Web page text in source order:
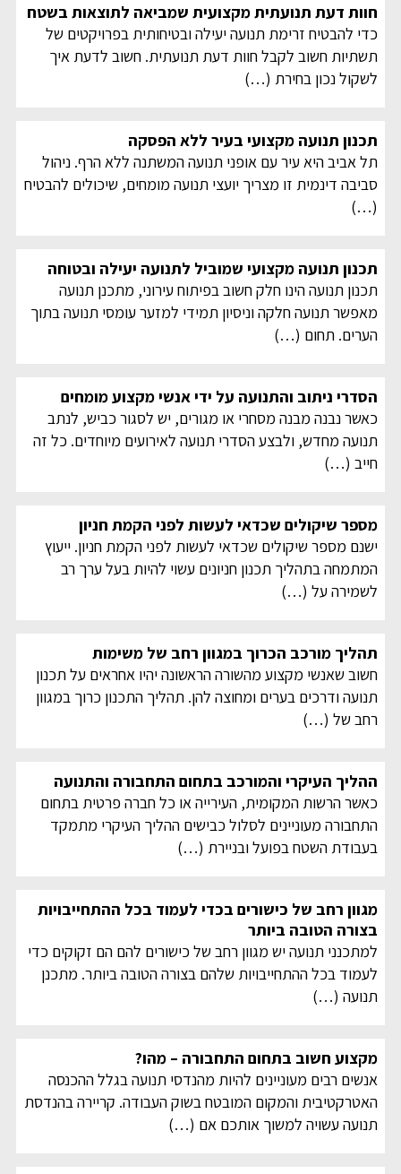
חוות דעת תנועתית מקצועית שמביאה לתוצאות בשטח
כדי להבטיח זרימת תנועה יעילה ובטיחותית בפרויקטים של
תשתיות חשוב לקבל חוות דעת תנועתית. חשוב לדעת איך
לשקול נכון בחירת (…)
תכנון תנועה מקצועי בעיר ללא הפסקה
תל אביב היא עיר עם אופני תנועה המשתנה ללא הרף. ניהול
סביבה דינמית זו מצריך יועצי תנועה מומחים, שיכולים להבטיח
(…)
תכנון תנועה מקצועי שמוביל לתנועה יעילה ובטוחה
תכנון תנועה הינו חלק חשוב בפיתוח עירוני, מתכנן תנועה
מאפשר תנועה חלקה וניסיון תמידי למזער עומסי תנועה בתוך
הערים. תחום (…)
הסדרי ניתוב והתנועה על ידי אנשי מקצוע מומחים
כאשר נבנה מבנה מסחרי או מגורים, יש לסגור כביש, לנתב
תנועה מחדש, ולבצע הסדרי תנועה לאירועים מיוחדים. כל זה
חייב (…)
מספר שיקולים שכדאי לעשות לפני הקמת חניון
ישנם מספר שיקולים שכדאי לעשות לפני הקמת חניון. ייעוץ
המתמחה בתהליך תכנון חניונים עשוי להיות בעל ערך רב
לשמירה על (…)
תהליך מורכב הכרוך במגוון רחב של משימות
חשוב שאנשי מקצוע מהשורה הראשונה יהיו אחראים על תכנון
תנועה ודרכים בערים ומחוצה להן. תהליך התכנון כרוך במגוון
רחב של (…)
ההליך העיקרי והמורכב בתחום התחבורה והתנועה
כאשר הרשות המקומית, העירייה או כל חברה פרטית בתחום
התחבורה מעוניינים לסלול כבישים ההליך העיקרי מתמקד
בעבודת השטח בפועל ובניירת (…)
מגוון רחב של כישורים בכדי לעמוד בכל ההתחייבויות
בצורה הטובה ביותר
למתכנני תנועה יש מגוון רחב של כישורים להם הם זקוקים כדי
לעמוד בכל ההתחייבויות שלהם בצורה הטובה ביותר. מתכנן
תנועה (…)
מקצוע חשוב בתחום התחבורה – מהו?
אנשים רבים מעוניינים להיות מהנדסי תנועה בגלל ההכנסה
האטרקטיבית והמקום המובטח בשוק העבודה. קריירה בהנדסת
תנועה עשויה למשוך אותכם אם (…)